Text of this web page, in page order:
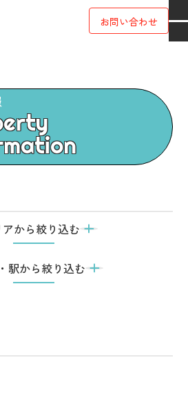
お問い合わせ
から絞り込む
駅から絞り込む